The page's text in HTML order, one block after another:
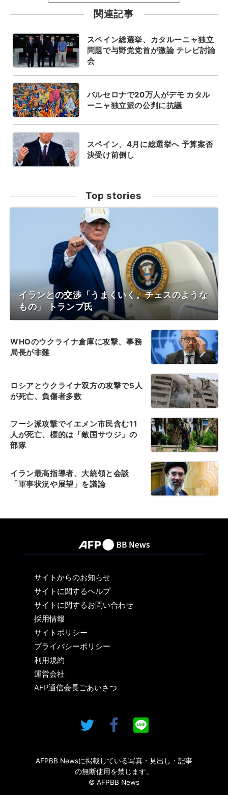
関連記事
スペイン総選挙、カタルーニャ独立
問題で与野党党首が激論 テレビ討論
会
バルセロナで20万人がデモ カタル
ーニャ独立派の公判に抗議
スペイン、4月に総選挙へ 予算案否
決受け前倒し
Top stories
イランとの交渉「うまくいく。チェスのような
もの」 トランプ氏
WHOのウクライナ倉庫に攻撃、事務
局長が非難
ロシアとウクライナ双方の攻撃で5人
が死亡、負傷者多数
フーシ派攻撃でイエメン市民含む11
人が死亡、標的は「敵国サウジ」の
部隊
イラン最高指導者、大統領と会談
「軍事状況や展望」を議論
サイトからのお知らせ
サイトに関するヘルプ
サイトに関するお問い合わせ
採用情報
サイトポリシー
プライバシーポリシー
利用規約
運営会社
AFP通信会長ごあいさつ
AFPBB Newsに掲載している写真・見出し・記事
の無断使用を禁じます。
© AFPBB News